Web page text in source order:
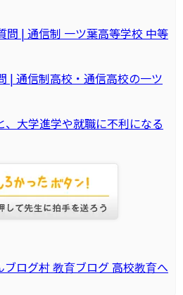
問 | 通信制 一ツ葉高等学校 中等
| 通信制高校・通信高校の一ツ
大学進学や就職に不利になる